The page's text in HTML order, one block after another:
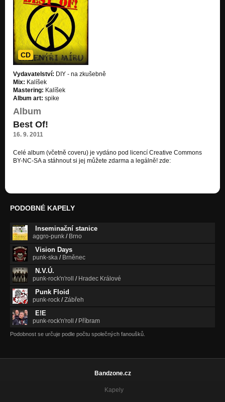
CD
Vydavatelství: DIY - na zkušebně
Mix: Kalíšek
Mastering: Kalíšek
Album art: spike
Album
Best Of!
16. 9. 2011
Celé album (včetně coveru) je vydáno pod licencí Creative Commons
BY-NC-SA a stáhnout si jej můžete zdarma a legálně! zde:
PODOBNÉ KAPELY
Inseminační stanice
aggro-punk / Brno
Vision Days
punk-ska / Brněnec
N.V.Ú.
punk-rock'n'roll / Hradec Králové
Punk Floid
punk-rock /Zábřeh
E!E
punk-rock'n'roll / Příbram
Podobnost se určuje podle počtu společných fanoušků.
Bandzone.cz
Kapely